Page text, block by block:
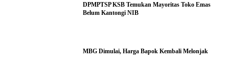
DPMPTSP KSB Temukan Mayoritas Toko Emas
Belum Kantongi NIB
MBG Dimulai, Harga Bapok Kembali Melonjak